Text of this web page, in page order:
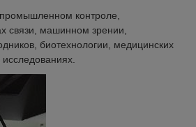
контроле,
связи, машинном зрении,
биотехнологии, медицинских